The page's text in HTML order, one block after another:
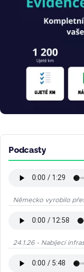
Podcasty
Německo vyrobilo
24.1.26 - Nabíjecí